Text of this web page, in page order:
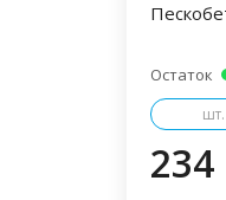
Остаток
шт.
234